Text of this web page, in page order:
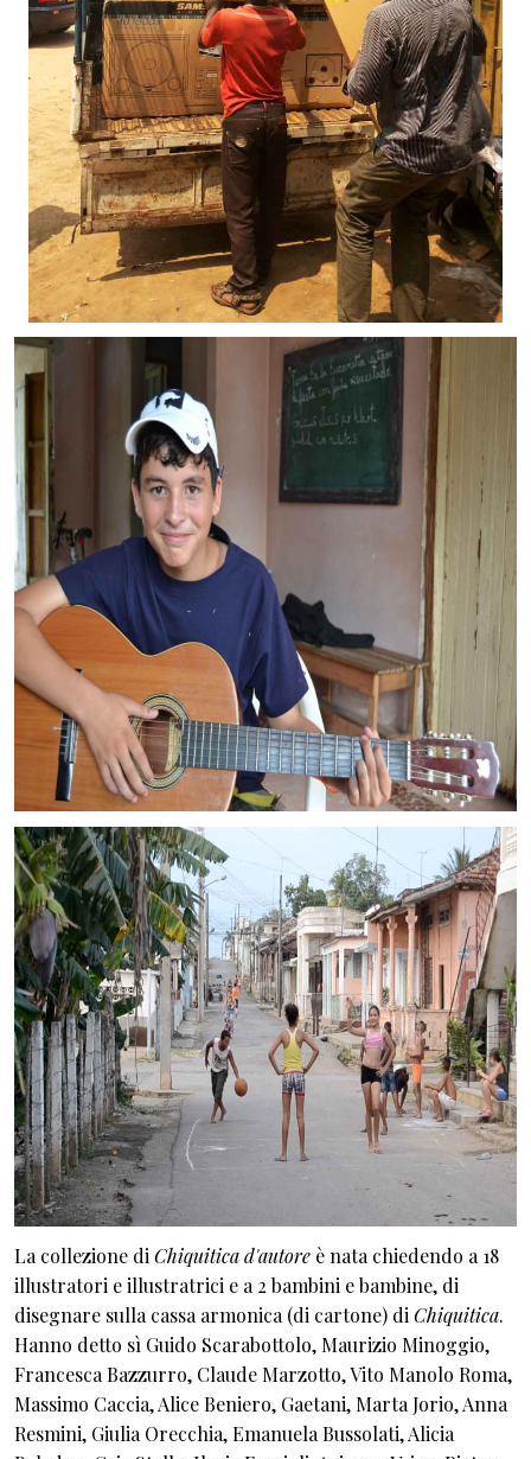
La collezione di Chiquitica d'autore è nata chiedendo a 18
illustratori e illustratrici e a 2 bambini e bambine, di
disegnare sulla cassa armonica (di cartone) di Chiquitica.
Hanno detto sì Guido Scarabottolo, Maurizio Minoggio,
Francesca Bazzurro, Claude Marzotto, Vito Manolo Roma,
Massimo Caccia, Alice Beniero, Gaetani, Marta Jorio, Anna
Resmini, Giulia Orecchia, Emanuela Bussolati, Alicia